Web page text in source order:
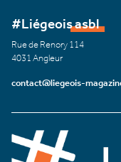
#Liégeois asbl
Rue de Renory 114
4031 Angleur
contact@liegeois-